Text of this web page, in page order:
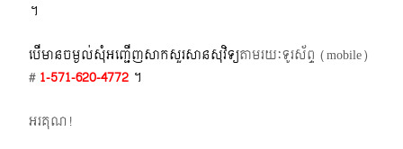
។​
បើមានចម្ងល់​សុំអញ្ជើញសាកសួរសានសុវិទ្យតាមរយៈទូរស័ព្ទ​ (mobile)​
# 1-571-620-4772​ ។
អរគុណ!